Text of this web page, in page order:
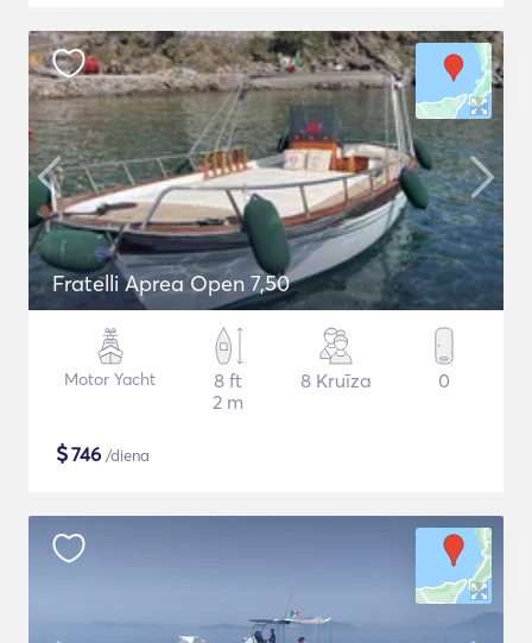
Fratelli Aprea Open 7,50
Motor Yacht
8 ft
2 m
8 Kruīza 0
$746 /diena